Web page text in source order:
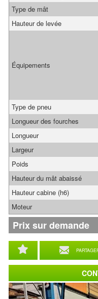
Type de mât
Hauteur de levée
Équipements
Type de pneu
Longueur des fourches
Longueur
Largeur
Poids
Hauteur du mât abaissé
Hauteur cabine (h6)
Moteur
Prix sur demande